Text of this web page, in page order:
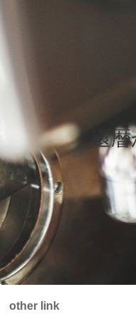
還
other link